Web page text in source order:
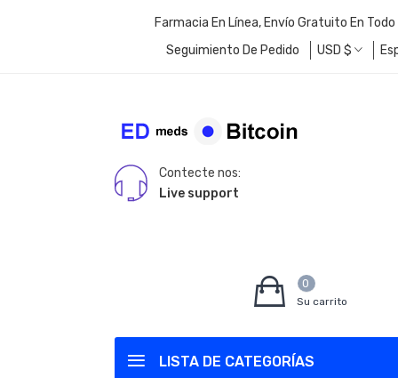
Farmacia En Línea, Envío Gratuito En Todo
Seguimiento De Pedido
USD $
Contecte nos:
Live support
LISTA DE CATEGORÍAS
0
Su carrito